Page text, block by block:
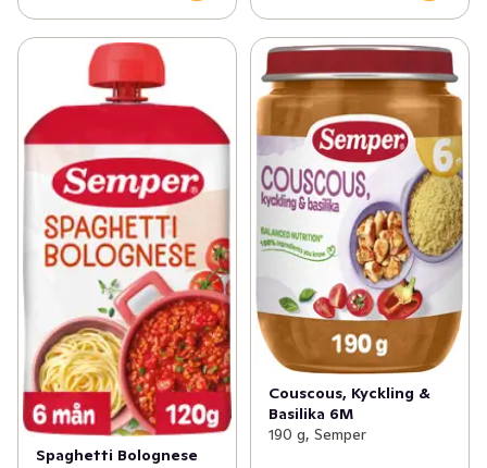
Spaghetti Bolognese
Couscous, Kyckling &
Basilika 6M
190 g, Semper